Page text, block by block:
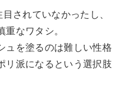
されていなかったし、
重なワタシ。
ュを塗るのは難しい性格
リ派になるという選択肢